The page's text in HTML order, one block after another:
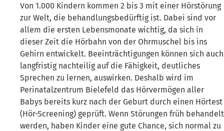
Von 1.000 Kindern kommen 2 bis 3 mit einer Hörstörung
zur Welt, die behandlungsbedürftig ist. Dabei sind vor
allem die ersten Lebensmonate wichtig, da sich in
dieser Zeit die Hörbahn von der Ohrmuschel bis ins
Gehirn entwickelt. Beeinträchtigungen können sich auch
langfristig nachteilig auf die Fähigkeit, deutliches
Sprechen zu lernen, auswirken. Deshalb wird im
Perinatalzentrum Bielefeld das Hörvermögen aller
Babys bereits kurz nach der Geburt durch einen Hörtest
(Hör-Screening) geprüft. Wenn Störungen früh behandelt
werden, haben Kinder eine gute Chance, sich normal zu